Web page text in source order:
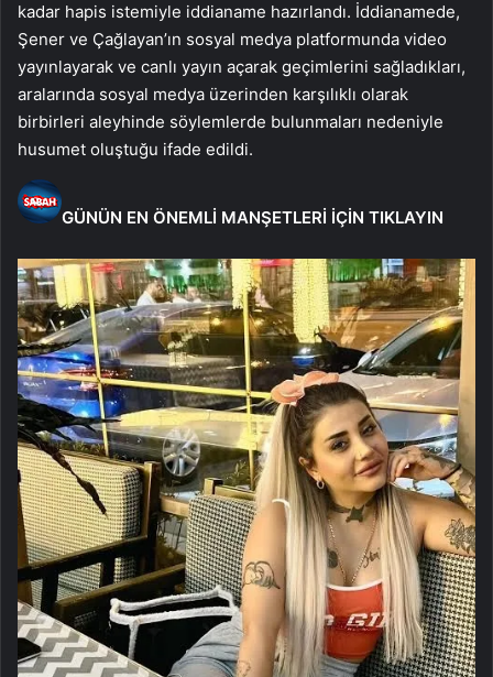
kadar hapis istemiyle iddianame hazırlandı. İddianamede,
Şener ve Çağlayan’ın sosyal medya platformunda video
yayınlayarak ve canlı yayın açarak geçimlerini sağladıkları,
aralarında sosyal medya üzerinden karşılıklı olarak
birbirleri aleyhinde söylemlerde bulunmaları nedeniyle
husumet oluştuğu ifade edildi.
GÜNÜN EN ÖNEMLİ MANŞETLERİ İÇİN TIKLAYIN